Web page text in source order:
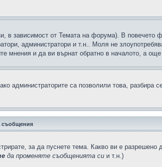
в зависимост от Темата на форума). В повечето
администратори и т.н.. Моля не
мнения и да ви върнат обратно в началото, а още
администраторите са позволили това, разбира
съобщения
за да пуснете тема. Какво ви е
да променяте съобщенията си и т.н.)